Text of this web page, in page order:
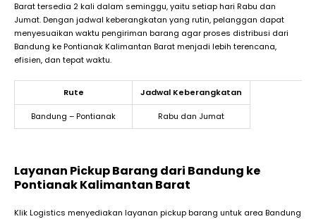
Barat tersedia 2 kali dalam seminggu, yaitu setiap hari Rabu dan
Jumat. Dengan jadwal keberangkatan yang rutin, pelanggan dapat
menyesuaikan waktu pengiriman barang agar proses distribusi dari
Bandung ke Pontianak Kalimantan Barat menjadi lebih terencana,
efisien, dan tepat waktu.
Rute Jadwal Keberangkatan
Bandung – Pontianak Rabu dan Jumat
Layanan Pickup Barang dari Bandung ke
Pontianak Kalimantan Barat
Klik Logistics menyediakan layanan pickup barang untuk area Bandung